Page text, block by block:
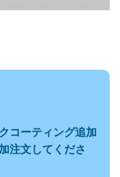
コーティング追加
注文してくださ